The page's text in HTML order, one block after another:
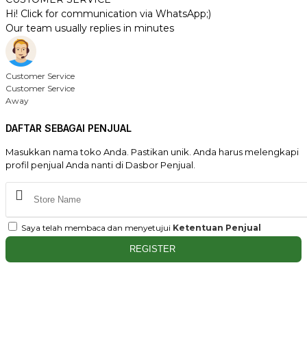
Hi! Click for communication via WhatsApp;)
Our team usually replies in minutes
Customer Service
Customer Service
Away
DAFTAR SEBAGAI PENJUAL
Masukkan nama toko Anda. Pastikan unik. Anda harus melengkapi
profil penjual Anda nanti di Dasbor Penjual.
Saya telah membaca dan menyetujui Ketentuan Penjual
REGISTER